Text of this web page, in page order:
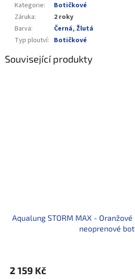
Kategorie:
Botičkové
Záruka:
2 roky
Barva: Černá, Žlutá
Typ ploutví: Botičkové
Související produkty
Aqualung STORM MAX -
neoprenové
2 159 Kč